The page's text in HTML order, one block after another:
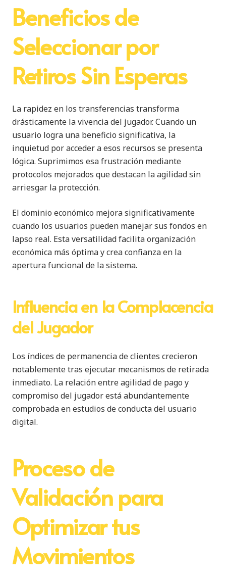
Beneficios de
Seleccionar por
Retiros Sin Esperas
La rapidez en los transferencias transforma
drásticamente la vivencia del jugador. Cuando un
usuario logra una beneficio significativa, la
inquietud por acceder a esos recursos se presenta
lógica. Suprimimos esa frustración mediante
protocolos mejorados que destacan la agilidad sin
arriesgar la protección.
El dominio económico mejora significativamente
cuando los usuarios pueden manejar sus fondos en
lapso real. Esta versatilidad facilita organización
económica más óptima y crea confianza en la
apertura funcional de la sistema.
Influencia en la Complacencia
del Jugador
Los índices de permanencia de clientes crecieron
notablemente tras ejecutar mecanismos de retirada
inmediato. La relación entre agilidad de pago y
compromiso del jugador está abundantemente
comprobada en estudios de conducta del usuario
digital.
Proceso de
Validación para
Optimizar tus
Movimientos